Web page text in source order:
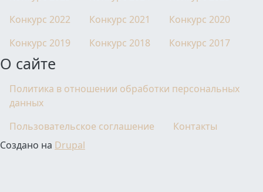
Конкурс 2022
Конкурс 2021
Конкурс 2020
Конкурс 2019
Конкурс 2018 Конкурс 2017
О сайте
Политика в отношении обработки персональных
данных
Пользовательское соглашение
Контакты
Создано на Drupal